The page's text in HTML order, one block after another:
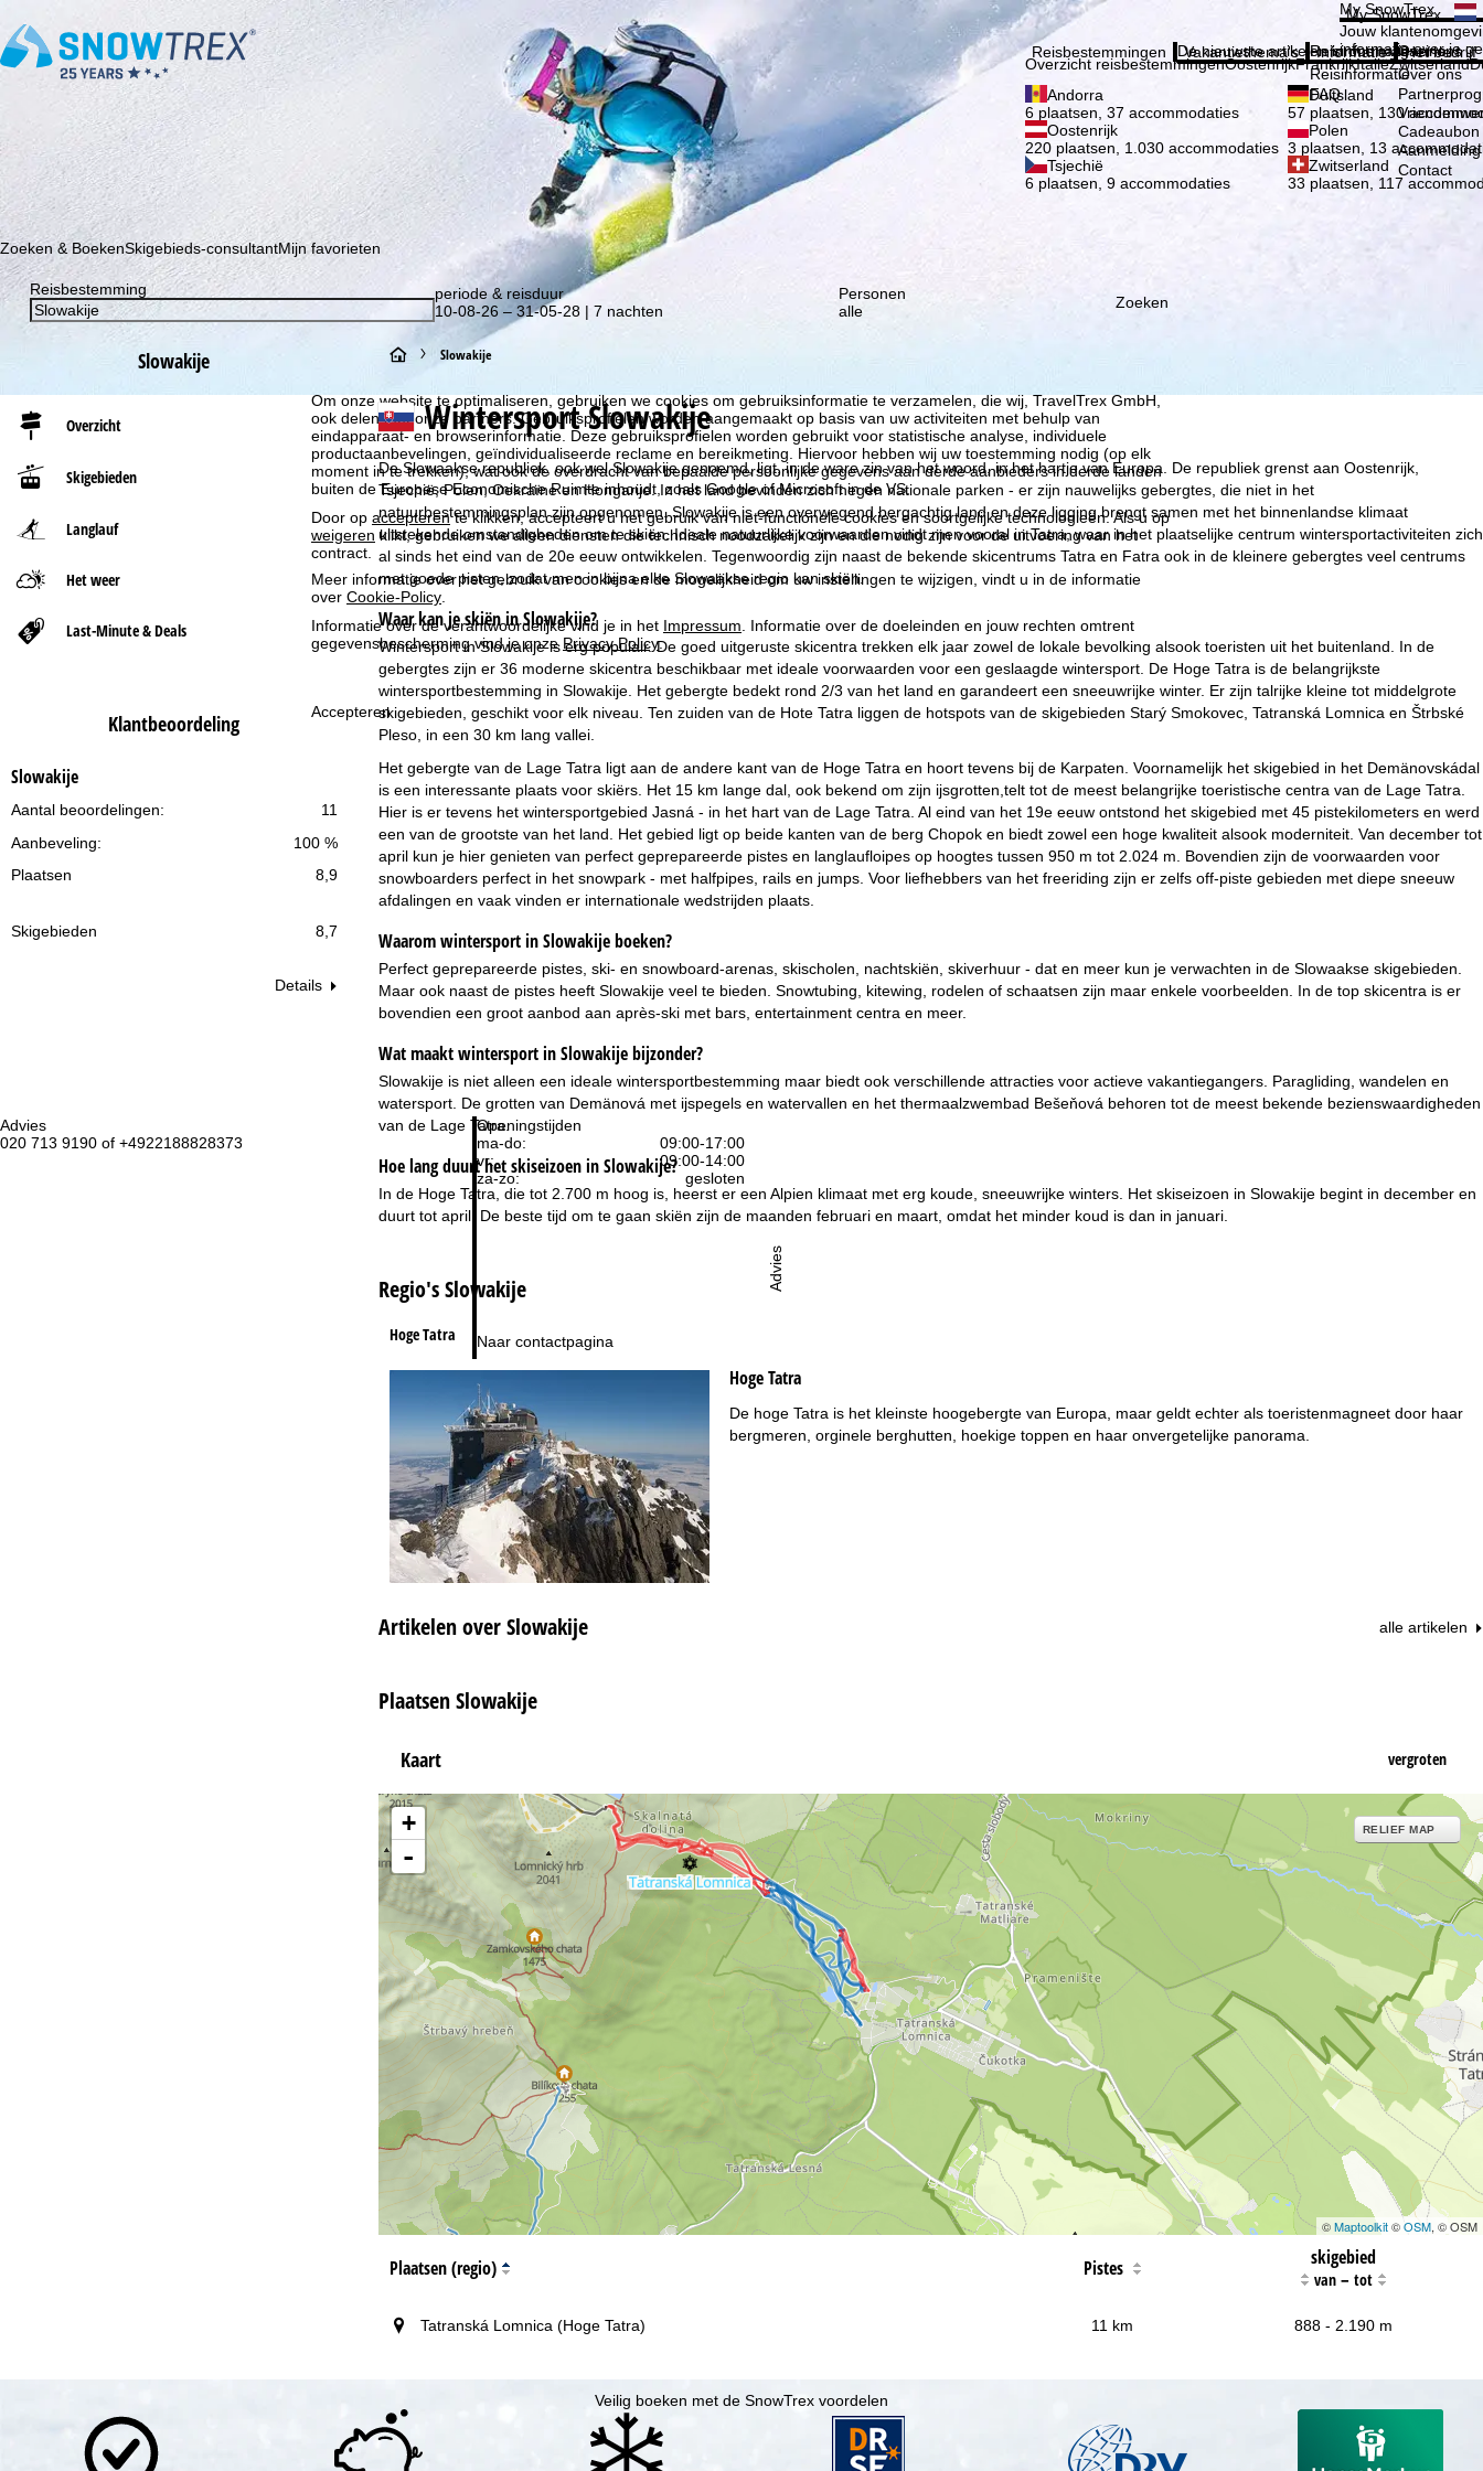
Om onze website te optimaliseren, gebruiken we cookies om gebruiksinformatie te verzamelen, die wij, TravelTrex GmbH,
ook delen met onze partners. Gebruiksprofielen worden aangemaakt op basis van uw activiteiten met behulp van
eindapparaat- en browserinformatie. Deze gebruiksprofielen worden gebruikt voor statistische analyse, individuele
productaanbevelingen, geïndividualiseerde reclame en bereikmeting. Hiervoor hebben wij uw toestemming nodig (op elk
moment in te trekken), wat ook de overdracht van bepaalde persoonlijke gegevens aan derde aanbieders in derde landen
buiten de Europese Economische Ruimte inhoudt, zoals Google of Microsoft in de VS.
Door op accepterente klikken, accepteert u het gebruik van niet-functionele cookies en soortgelijke technologieën. Als u op
weigeren klikt, gebruiken we alleen diensten die technisch noodzakelijk zijn en die nodig zijn voor de uitvoering van het
contract.
Meer informatie over het gebruik van cookies en de mogelijkheid om uw instellingen te wijzigen, vindt u in de informatie
over Cookie-Policy
Informatie over de verantwoordelijke vind je in het Impressum . Informatie over de doeleinden en jouw rechten omtrent
gegevensbescherming vind je onzePrivacy Policy.
Accepteren
Advies
020 713 9190 of +4922188828373
Openingstijden
ma-do:
09:00-17:00
vr:
09:00-14:00
za-zo:
gesloten
Naar contactpagina
Advies
Schrijf je in voor onze nieuwsbrief en wees als eerste op de hoogte van onze kortingsacties!
My SnowTrex
My SnowTrex
Jouw
informatie over je
Reisbestemmingen
Overzicht reisbestemmingenOostenrijkFrankrijkItaliëZwitserland
Andorra
6 plaatsen, 37 accommodaties
Duitsland
57 plaatsen, 130
Oostenrijk
220 plaatsen, 1.030 accommodaties
Polen
3 plaatsen, 13
Tsjechië
6 plaatsen, 9 accommodaties
Zwitserland
33 plaatsen, 117
Vakantiethema's
De nieuwste artikelen in ons magazine
Informatie
Reisinformatie
Reisinformatie
FAQ
Het bedrijf
Over ons
Over ons
Cadeaubon
Contact
Zoeken & BoekenSkigebieds-consultantMijn favorieten
Reisbestemming
periode & reisduur
10-08-26 – 31-05-28 | 7 nachten
Personen
alle
Zoeken
Slowakije
Overzicht
Skigebieden
Langlauf
Het weer
Last-Minute & Deals
Klantbeoordeling
Slowakije
11
Aantal beoordelingen:
100 %
Aanbeveling:
Plaatsen
8,9
Skigebieden 8,7
Details
S
t
a
r
t
p
a
g
i
a
Slowakije
WintersportSlowakije
De Slowaakse republiek, ook wel Slowakije genoemd, ligt, in de ware zin van het woord, in het hartje van Europa. De republiek grenst aan Oostenrijk,
Tsjechië, Polen, Oekraïne en Hongarije. In het land bevinden zich negen nationale parken - er zijn nauwelijks gebergtes, die niet in het
natuurbestemmingsplan zijn opgenomen. Slowakije is een overwegend bergachtig land en deze ligging brengt samen met het binnenlandse klimaat
uitstekende omstandigheden om te skiën. Ideale natuurlijke voorwaarden vindt men vooral in Tatra, waar in het plaatselijke centrum wintersportactiviteiten zich
al sinds het eind van de 20e eeuw ontwikkelen. Tegenwoordig zijn naast de bekende skicentrums Tatra en Fatra ook in de kleinere gebergtes veel centrums
met goede pisten, zodat men in bijna elke Slowaakse regio kan skiën.
Waar kan je skiën in Slowakije?
Wintersport in Slowakije is erg populair. De goed uitgeruste skicentra trekken elk jaar zowel de lokale bevolking alsook toeristen uit het buitenland. In de
gebergtes zijn er 36 moderne skicentra beschikbaar met ideale voorwaarden voor een geslaagde wintersport. De Hoge Tatra is de belangrijkste
wintersportbestemming in Slowakije. Het gebergte bedekt rond 2/3 van het land en garandeert een sneeuwrijke winter. Er zijn talrijke kleine tot middelgrote
skigebieden, geschikt voor elk niveau. Ten zuiden van de Hote Tatra liggen de hotspots van de skigebieden Starý Smokovec, Tatranská Lomnica en Štrbské
Pleso, in een 30 km lang vallei.
Het gebergte van de Lage Tatra ligt aan de andere kant van de Hoge Tatra en hoort tevens bij de Karpaten. Voornamelijk het skigebied in het Demänovskádal
is een interessante plaats voor skiërs. Het 15 km lange dal, ook bekend om zijn ijsgrotten,telt tot de meest belangrijke toeristische centra van de Lage Tatra.
Hier is er tevens het wintersportgebied Jasná - in het hart van de Lage Tatra. Al eind van het 19e eeuw ontstond het skigebied met 45 pistekilometers en werd
een van de grootste van het land. Het gebied ligt op beide kanten van de berg Chopok en biedt zowel een hoge kwaliteit alsook moderniteit. Van december tot
april kun je hier genieten van perfect geprepareerde pistes en langlaufloipes op hoogtes tussen 950 m tot 2.024 m. Bovendien zijn de voorwaarden voor
snowboarders perfect in het snowpark - met halfpipes, rails en jumps. Voor liefhebbers van het freeriding zijn er zelfs off-piste gebieden met diepe sneeuw
afdalingen en vaak vinden er internationale wedstrijden plaats.
Waarom wintersport in Slowakije boeken?
Perfect geprepareerde pistes, ski- en snowboard-arenas, skischolen, nachtskiën, skiverhuur - dat en meer kun je verwachten in de Slowaakse skigebieden.
Maar ook naast de pistes heeft Slowakije veel te bieden. Snowtubing, kitewing, rodelen of schaatsen zijn maar enkele voorbeelden. In de top skicentra is er
bovendien een groot aanbod aan après-ski met bars, entertainment centra en meer.
Wat maakt wintersport in Slowakije bijzonder?
Slowakije is niet alleen een ideale wintersportbestemming maar biedt ook verschillende attracties voor actieve vakantiegangers. Paragliding, wandelen en
watersport. De grotten van Demänová met ijspegels en watervallen en het thermaalzwembad Bešeňová behoren tot de meest bekende bezienswaardigheden
van de Lage Tatra.
Hoe lang duurt het skiseizoen in Slowakije?
In de Hoge Tatra, die tot 2.700 m hoog is, heerst er een Alpien klimaat met erg koude, sneeuwrijke winters. Het skiseizoen in Slowakije begint in december en
duurt tot april. De beste tijd om te gaan skiën zijn de maanden februari en maart, omdat het minder koud is dan in januari.
Regio's Slowakije
Hoge Tatra
Hoge Tatra
De hoge Tatra is het kleinste hoogebergte van Europa, maar geldt echter als toeristenmagneet door haar
bergmeren, orginele berghutten, hoekige toppen en haar onvergetelijke panorama.
Artikelen over Slowakije alle artikelen
Plaatsen Slowakije
Kaart vergroten
+
-
RELIEF MAP
©Maptoolkit©OSM, © OSM
Plaatsen (regio) Pistes skigebied
van– tot
Tatranská Lomnica (Hoge Tatra) 11 km 888 - 2.190 m
Veilig boeken met de SnowTrex voordelen